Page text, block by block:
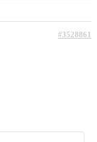
#3528861